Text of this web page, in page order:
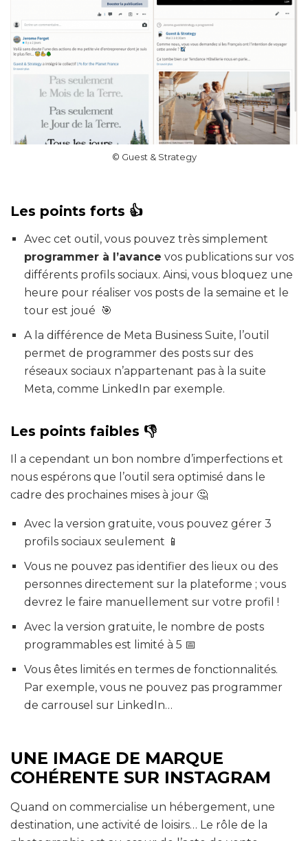
© Guest & Strategy
Les points forts 👍
Avec cet outil, vous pouvez très simplement
programmer à l’avance vos publications sur vos
différents profils sociaux. Ainsi, vous bloquez une
heure pour réaliser vos posts de la semaine et le
tour est joué 🎯
A la différence de Meta Business Suite, l’outil
permet de programmer des posts sur des
réseaux sociaux n’appartenant pas à la suite
Meta, comme LinkedIn par exemple.
Les points faibles 👎
Il a cependant un bon nombre d’imperfections et
nous espérons que l’outil sera optimisé dans le
cadre des prochaines mises à jour 🤔
Avec la version gratuite, vous pouvez gérer 3
profils sociaux seulement 📱
Vous ne pouvez pas identifier des lieux ou des
personnes directement sur la plateforme ; vous
devrez le faire manuellement sur votre profil !
Avec la version gratuite, le nombre de posts
programmables est limité à 5 📅
Vous êtes limités en termes de fonctionnalités.
Par exemple, vous ne pouvez pas programmer
de carrousel sur LinkedIn…
UNE IMAGE DE MARQUE
COHÉRENTE SUR INSTAGRAM
Quand on commercialise un hébergement, une
destination, une activité de loisirs… Le rôle de la